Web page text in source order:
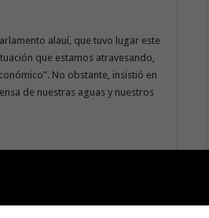
alauí, que tuvo lugar este
que estamos atravesando,
No obstante, insistió en
de nuestras aguas y nuestros
han de frenar los organismos
lo tanto, debemos exigir que
de ASG en el Parlamento